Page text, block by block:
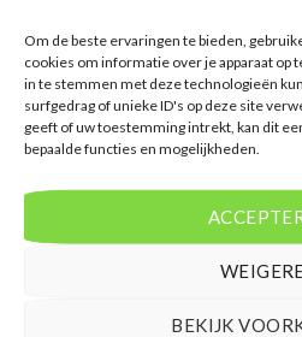
Om de beste ervaringen te bieden,
cookies om informatie over je apparaat op
in te stemmen met deze technologieën
surfgedrag of unieke ID's op deze site
geeft of uw toestemming intrekt, kan dit
bepaalde functies en mogelijkheden.
BEKIJK
budget. De prijzen zijn zeer
continu vergeleken met
dus altijd de garantie dat je
hebt.